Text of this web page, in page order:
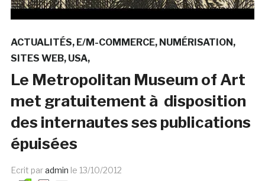
ACTUALITÉS E/M-COMMERCE NUMÉRISATION
SITES WEB USA
Le Metropolitan Museum of Art
met gratuitement à disposition
des internautes ses publications
épuisées
Ecrit paradmin le 13/10/2012